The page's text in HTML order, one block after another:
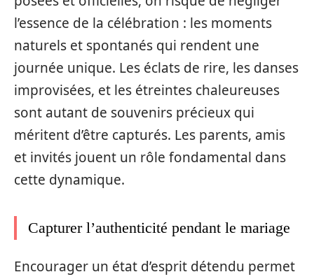
l’essence de la célébration : les moments
naturels et spontanés qui rendent une
journée unique. Les éclats de rire, les danses
improvisées, et les étreintes chaleureuses
sont autant de souvenirs précieux qui
méritent d’être capturés. Les parents, amis
et invités jouent un rôle fondamental dans
cette dynamique.
Capturer l’authenticité pendant le mariage
Encourager un état d’esprit détendu permet